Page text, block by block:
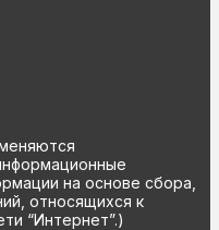
на основе сбора,
относящихся к
“Интернет”.)